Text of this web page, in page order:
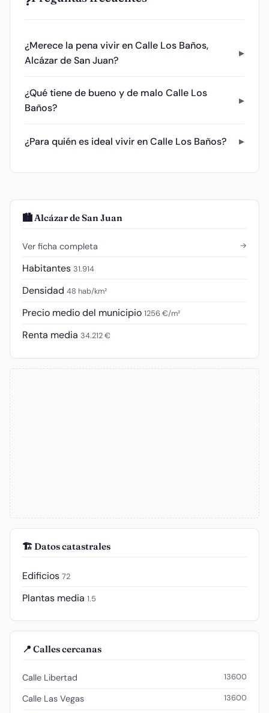
¿Merece la pena vivir en Calle Los Baños,
Alcázar de San Juan?
¿Qué tiene de bueno y de malo Calle Los
Baños?
¿Para quién es ideal vivir en Calle Los Baños?
🏙️ Alcázar de San Juan
Ver ficha completa →
Habitantes 31.914
Densidad 48 hab/km²
Precio medio del municipio 1256 €/m²
Renta media 34.212 €
🏗️ Datos catastrales
Edificios 72
Plantas media 1.5
📍 Calles cercanas
Calle Libertad 13600
Calle Las Vegas 13600